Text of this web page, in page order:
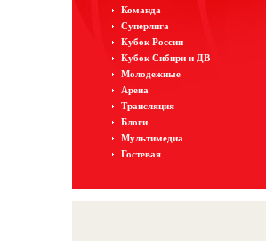
Команда
Суперлига
Кубок России
Кубок Сибири и ДВ
Молодежные
Арена
Трансляция
Блоги
Мультимедиа
Гостевая